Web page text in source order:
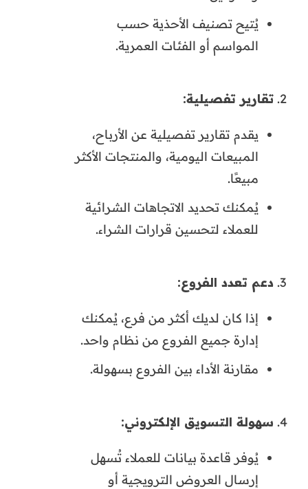
يُتيح تصنيف الأحذية حسب
المواسم أو الفئات العمرية.
تقارير تفصيلية:
يقدم تقارير تفصيلية عن الأرباح،
المبيعات اليومية، والمنتجات الأكثر
مبيعًا.
يُمكنك تحديد الاتجاهات الشرائية
للعملاء لتحسين قرارات الشراء.
دعم تعدد الفروع:
إذا كان لديك أكثر من فرع، يُمكنك
إدارة جميع الفروع من نظام واحد.
مقارنة الأداء بين الفروع بسهولة.
سهولة التسويق الإلكتروني:
يُوفر قاعدة بيانات للعملاء تُسهل
إرسال العروض الترويجية أو